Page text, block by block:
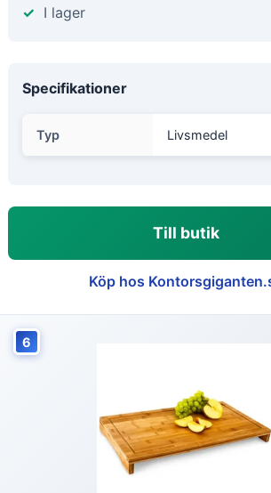
I lager
Specifikationer
Typ Livsmedel
Till butik
Köp hos
6